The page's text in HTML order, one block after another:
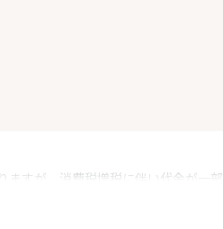
ますが、消費税増税に伴い代金が一部